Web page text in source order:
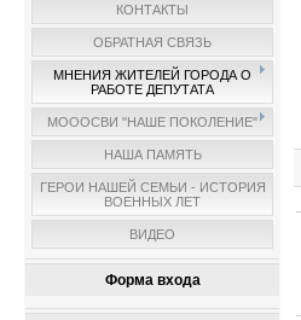
КОНТАКТЫ
ОБРАТНАЯ СВЯЗЬ
МНЕНИЯ ЖИТЕЛЕЙ ГОРОДА О
РАБОТЕ ДЕПУТАТА
МОООСВИ "НАШЕ ПОКОЛЕНИЕ"
НАША ПАМЯТЬ
ГЕРОИ НАШЕЙ СЕМЬИ - ИСТОРИЯ
ВОЕННЫХ ЛЕТ
ВИДЕО
Форма входа